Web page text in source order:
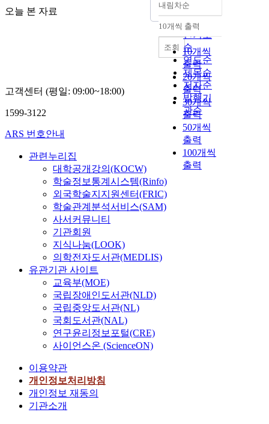
오늘 본 자료
정확도
순
인기도
순
연도순
제목순
저자순
발행기
관순
내림차순
내림차순
10개씩 출력
10개씩
출력
20개씩
출력
30개씩
출력
50개씩
출력
100개씩
출력
조회
고객센터 (평일: 09:00~18:00)
1599-3122
ARS 번호안내
관련누리집
대학공개강의(KOCW)
학술정보통계시스템(Rinfo)
외국학술지지원센터(FRIC)
학술관계분석서비스(SAM)
사서커뮤니티
기관회원
지식나눔(LOOK)
의학전자도서관(MEDLIS)
유관기관 사이트
교육부(MOE)
국립장애인도서관(NLD)
국립중앙도서관(NL)
국회도서관(NAL)
연구윤리정보포털(CRE)
사이언스온 (ScienceON)
이용약관
개인정보처리방침
개인정보 재동의
기관소개